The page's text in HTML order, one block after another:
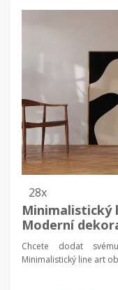
28x
Minimalistický
Moderní
Chcete dodat
Minimalistický line art